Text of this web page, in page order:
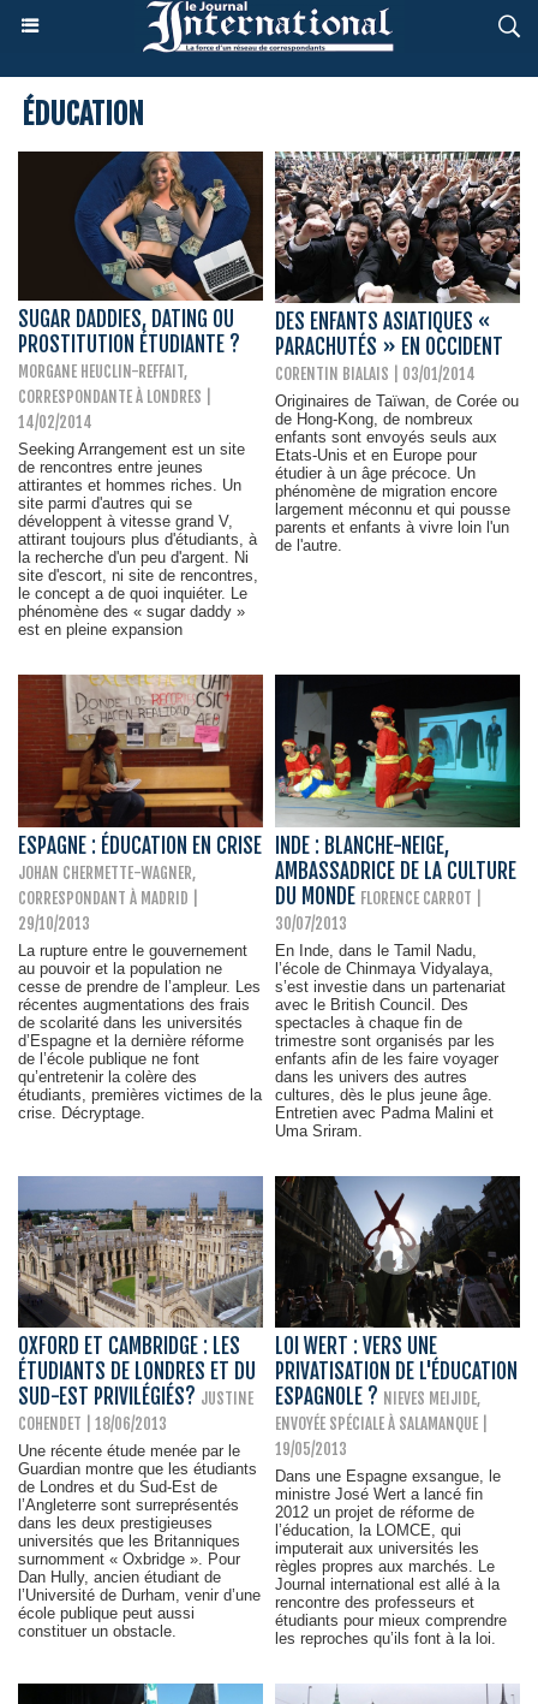
ÉDUCATION
SUGAR DADDIES, DATING OU
PROSTITUTION ÉTUDIANTE ?
MORGANE HEUCLIN-REFFAIT,
CORRESPONDANTE À LONDRES
14/02/2014
Seeking Arrangement est un site
de rencontres entre jeunes
attirantes et hommes riches. Un
site parmi d'autres qui se
développent à vitesse grand V,
attirant toujours plus d'étudiants, à
la recherche d'un peu d'argent. Ni
site d'escort, ni site de rencontres,
le concept a de quoi inquiéter. Le
phénomène des « sugar daddy »
est en pleine expansion
DES ENFANTS ASIATIQUES «
PARACHUTÉS » EN OCCIDENT
CORENTIN BIALAIS | 03/01/2014
Originaires de Taïwan, de Corée ou
de Hong-Kong, de nombreux
enfants sont envoyés seuls aux
Etats-Unis et en Europe pour
étudier à un âge précoce. Un
phénomène de migration encore
largement méconnu et qui pousse
parents et enfants à vivre loin l'un
de l'autre.
ESPAGNE : ÉDUCATION EN CRISE
JOHAN CHERMETTE-WAGNER,
CORRESPONDANT À MADRID
29/10/2013
La rupture entre le gouvernement
au pouvoir et la population ne
cesse de prendre de l’ampleur. Les
récentes augmentations des frais
de scolarité dans les universités
d’Espagne et la dernière réforme
de l’école publique ne font
qu’entretenir la colère des
étudiants, premières victimes de la
crise. Décryptage.
INDE : BLANCHE-NEIGE,
AMBASSADRICE DE LA CULTURE
DU MONDE FLORENCE CARROT
30/07/2013
En Inde, dans le Tamil Nadu,
l’école de Chinmaya Vidyalaya,
s’est investie dans un partenariat
avec le British Council. Des
spectacles à chaque fin de
trimestre sont organisés par les
enfants afin de les faire voyager
dans les univers des autres
cultures, dès le plus jeune âge.
Entretien avec Padma Malini et
Uma Sriram.
OXFORD ET CAMBRIDGE : LES
ÉTUDIANTS DE LONDRES ET DU
SUD-EST PRIVILÉGIÉS? JUSTINE
COHENDET | 18/06/2013
Une récente étude menée par le
Guardian montre que les étudiants
de Londres et du Sud-Est de
l’Angleterre sont surreprésentés
dans les deux prestigieuses
universités que les Britanniques
surnomment « Oxbridge ». Pour
Dan Hully, ancien étudiant de
l’Université de Durham, venir d’une
école publique peut aussi
constituer un obstacle.
LOI WERT : VERS UNE
PRIVATISATION DE L'ÉDUCATION
ESPAGNOLE ? NIEVES MEIJIDE,
ENVOYÉE SPÉCIALE À SALAMANQUE |
19/05/2013
Dans une Espagne exsangue, le
ministre José Wert a lancé fin
2012 un projet de réforme de
l’éducation, la LOMCE, qui
imputerait aux universités les
règles propres aux marchés. Le
Journal international est allé à la
rencontre des professeurs et
étudiants pour mieux comprendre
les reproches qu’ils font à la loi.